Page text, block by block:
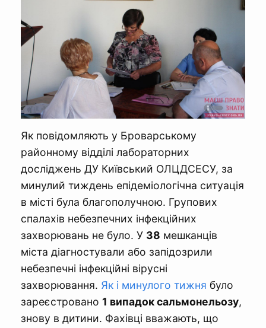
Як повідомляють у Броварському
районному відділі лабораторних
досліджень ДУ Київський ОЛЦДСЕСУ, за
минулий тиждень епідеміологічна ситуація
в місті була благополучною. Групових
спалахів небезпечних інфекційних
захворювань не було. У 38 мешканців
міста діагностували або запідозрили
небезпечні інфекційні вірусні
захворювання. Як і минулого тижня було
зареєстровано 1 випадок сальмонельозу,
знову в дитини. Фахівці вважають, що